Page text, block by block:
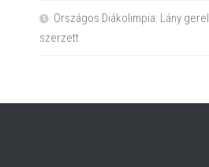
Országos Diákolimpia: Lány
szerzett